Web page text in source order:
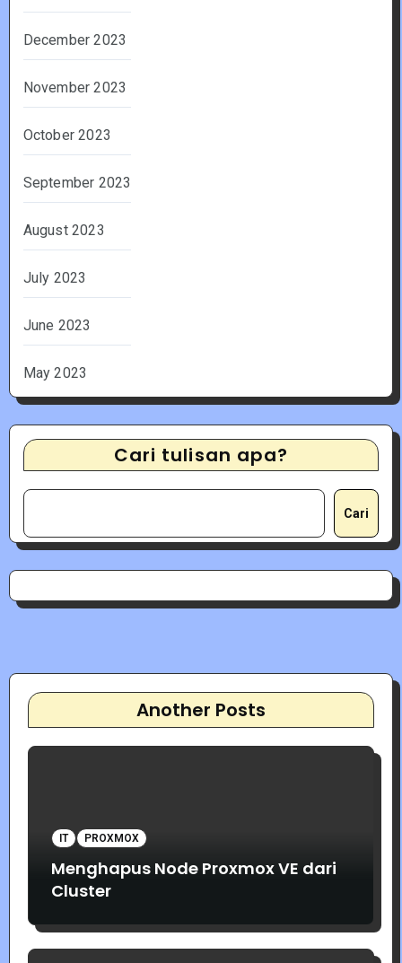
December 2023
November 2023
October 2023
September 2023
August 2023
July 2023
June 2023
May 2023
Cari tulisan apa?
Cari
Another Posts
IT PROXMOX
Menghapus Node Proxmox VE dari
Cluster